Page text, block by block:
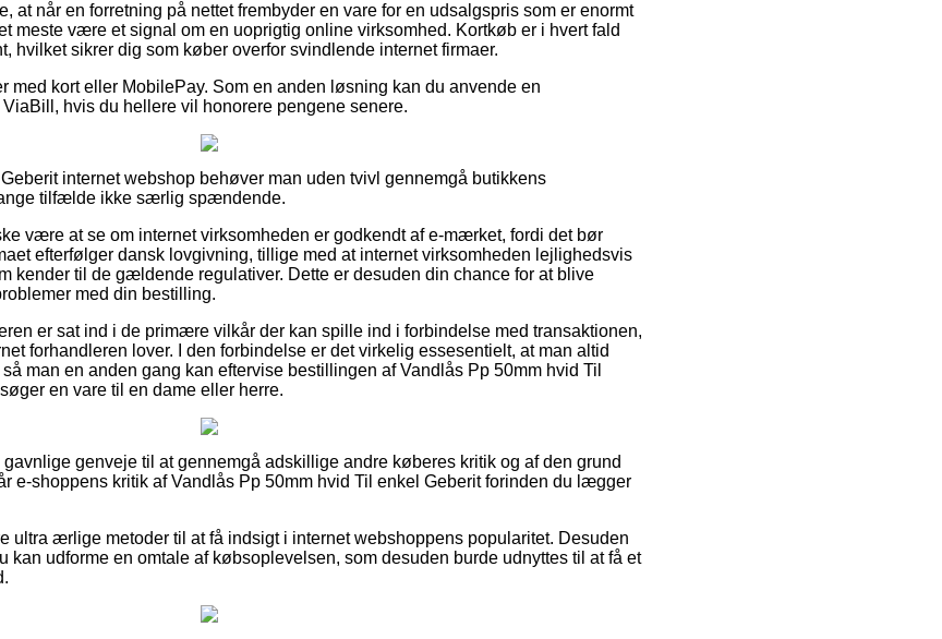
at når en forretning på nettet frembyder en vare for en udsalgspris som er enormt
meste være et signal om en uoprigtig online virksomhed. Kortkøb er i hvert fald
hvilket sikrer dig som køber overfor svindlende internet firmaer.
med kort eller MobilePay. Som en anden løsning kan du anvende en
hvis du hellere vil honorere pengene senere.
internet webshop behøver man uden tvivl gennemgå butikkens
tilfælde ikke særlig spændende.
være at se om internet virksomheden er godkendt af e-mærket, fordi det bør
efterfølger dansk lovgivning, tillige med at internet virksomheden lejlighedsvis
kender til de gældende regulativer. Dette er desuden din chance for at blive
med din bestilling.
er sat ind i de primære vilkår der kan spille ind i forbindelse med transaktionen,
forhandleren lover. I den forbindelse er det virkelig essesentielt, at man altid
man en anden gang kan eftervise bestillingen af Vandlås Pp 50mm hvid Til
en vare til en dame eller herre.
genveje til at gennemgå adskillige andre køberes kritik og af den grund
e-shoppens kritik af Vandlås Pp 50mm hvid Til enkel Geberit forinden du lægger
ultra ærlige metoder til at få indsigt i internet webshoppens popularitet. Desuden
kan udforme en omtale af købsoplevelsen, som desuden burde udnyttes til at få et